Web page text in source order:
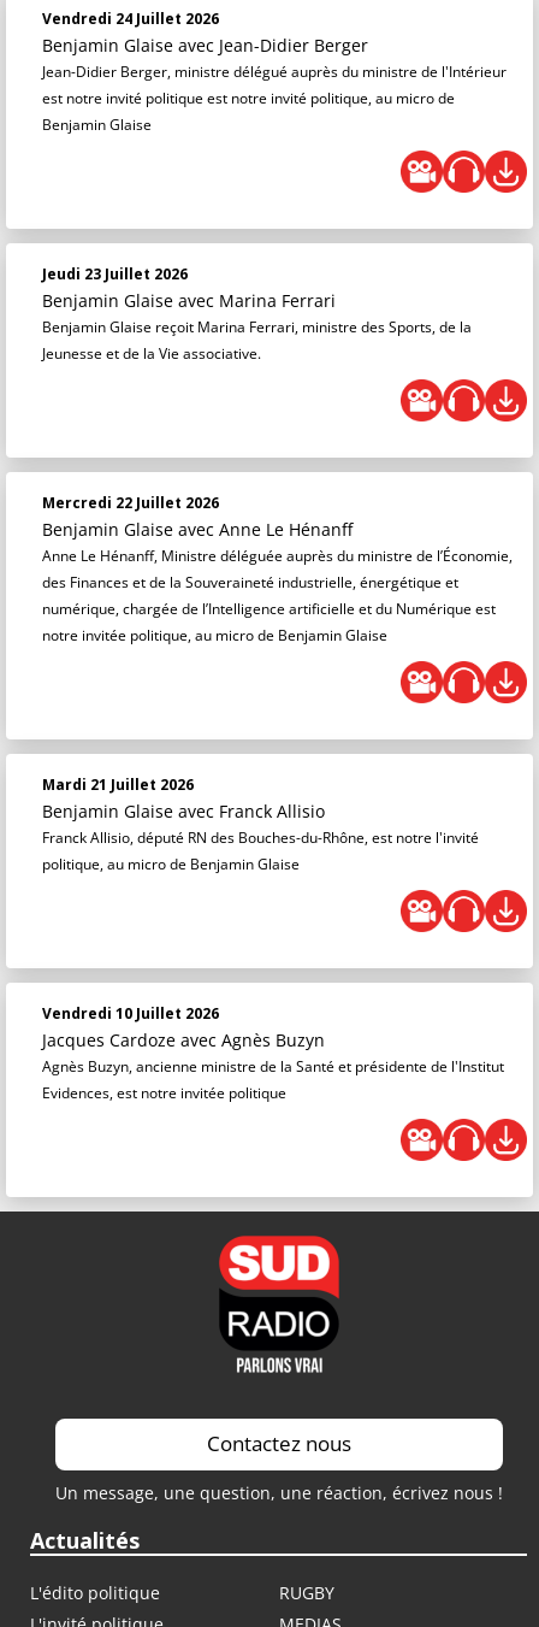
Vendredi 24 Juillet 2026
Benjamin Glaise avec Jean-Didier Berger
Jean-Didier Berger, ministre délégué auprès du ministre de l'Intérieur
est notre invité politique est notre invité politique, au micro de
Benjamin Glaise
Jeudi 23 Juillet 2026
Benjamin Glaise avec Marina Ferrari
Benjamin Glaise reçoit Marina Ferrari, ministre des Sports, de la
Jeunesse et de la Vie associative.
Mercredi 22 Juillet 2026
Benjamin Glaise avec Anne Le Hénanff
Anne Le Hénanff, Ministre déléguée auprès du ministre de l’Économie,
des Finances et de la Souveraineté industrielle, énergétique et
numérique, chargée de l’Intelligence artificielle et du Numérique est
notre invitée politique, au micro de Benjamin Glaise
Mardi 21 Juillet 2026
Benjamin Glaise avec Franck Allisio
Franck Allisio, député RN des Bouches-du-Rhône, est notre l'invité
politique, au micro de Benjamin Glaise
Vendredi 10 Juillet 2026
Jacques Cardoze avec Agnès Buzyn
Agnès Buzyn, ancienne ministre de la Santé et présidente de l'Institut
Evidences, est notre invitée politique
Contactez nous
Un message, une question, une réaction, écrivez nous !
Actualités
L'édito politique
RUGBY